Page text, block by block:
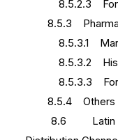
8.5.2.3
8.5.3
8.5.3.1
8.5.3.2
8.5.3.3
8.5.4 Others
8.6 Latin